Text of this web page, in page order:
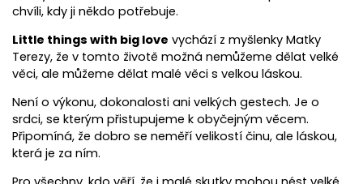
chvíli, kdy ji někdo potřebuje.
Little things with big love vychází z myšlenky Matky
Terezy, že v tomto životě možná nemůžeme dělat velké
věci, ale můžeme dělat malé věci s velkou láskou.
Není o výkonu, dokonalosti ani velkých gestech. Je o
srdci, se kterým přistupujeme k obyčejným věcem.
Připomíná, že dobro se neměří velikostí činu, ale láskou,
která je za ním.